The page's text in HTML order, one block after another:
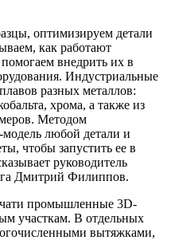
оптимизируем детали
как работают
внедрить их в
Индустриальные
разных металлов:
хрома, а также из
Методом
любой детали и
чтобы запустить ее в
руководитель
Дмитрий Филиппов.
промышленные 3D-
участкам. В отдельных
вытяжками,